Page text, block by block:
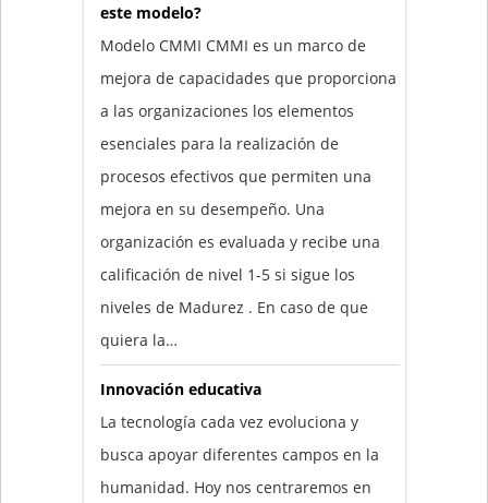
este modelo?
Modelo CMMI CMMI es un marco de
mejora de capacidades que proporciona
a las organizaciones los elementos
esenciales para la realización de
procesos efectivos que permiten una
mejora en su desempeño. Una
organización es evaluada y recibe una
calificación de nivel 1-5 si sigue los
niveles de Madurez . En caso de que
quiera la…
Innovación educativa
La tecnología cada vez evoluciona y
busca apoyar diferentes campos en la
humanidad. Hoy nos centraremos en